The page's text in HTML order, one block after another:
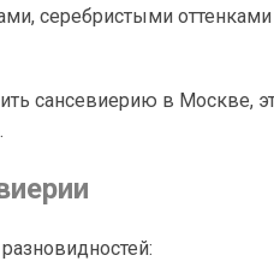
серебристыми
сансевиерию в Москве,